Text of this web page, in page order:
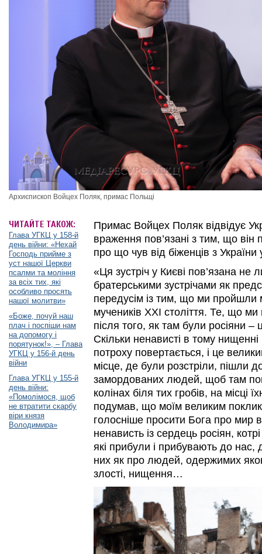
Архиєпископ Войцех Поляк, примас Польщі
ЧИТАЙТЕ ТАКОЖ:
Глава УГКЦ у 158-й
день війни: «Нехай
Господь прийме з
уст нашої Церкви
псалми та моління
за всіх тих, які
особливо просять
нашої молитви»
«Боже, почуй наш
плач і поспіши нам
на допомогу і
порятунок!», – Глава
УГКЦ у 156-й день
війни
Глава УГКЦ у 155-й
день війни:
«Помолімося, щоб
не втратити скарбу
віри князя
Володимира»
Примас Войцех Поляк відвідує
враження пов’язані з тим, що він
про що чув від біженців з
«Ця зустріч у Києві пов’язана
братерськими зустрічами як
передусім із тим, що ми пройшли
мучеників ХХІ століття. Те, що ми
після того, як там були росіяни –
Скільки ненависті в тому
потроху повертається, і це
місце, де були розстріли, пішли
замордованих людей, щоб там
колінах біля тих гробів, на місці
подумав, що моїм великим
голосніше просити Бога про мир
ненависть із сердець росіян, котрі
які прибули і прибувають до
них як про людей, одержимих
злості, нищення…